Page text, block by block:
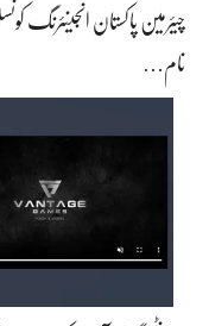
چیئرمین پاکستان انجینئرنگ
نام…